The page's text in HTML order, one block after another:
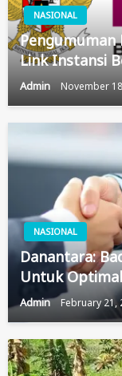
NASIONAL
Pengumuman
Link Instansi
Admin November
NASIONAL
Danantara:
Untuk
Admin February 21,